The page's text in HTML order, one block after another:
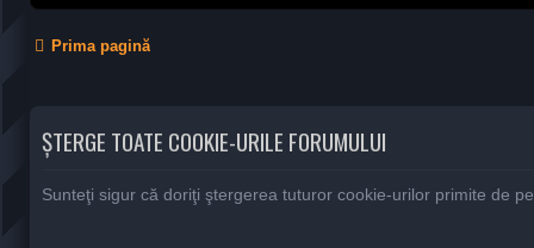
Prima pagină
ŞTERGE TOATE COOKIE-URILE FORUMULUI
Sunteţi sigur că doriţi ştergerea tuturor cookie-urilor primite de